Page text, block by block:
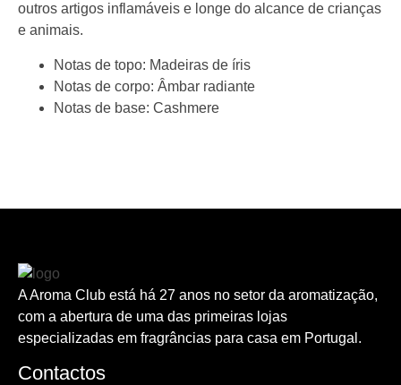
outros artigos inflamáveis e longe do alcance de crianças
e animais.
Notas de topo: Madeiras de íris
Notas de corpo: Âmbar radiante
Notas de base: Cashmere
A Aroma Club está há 27 anos no setor da aromatização,
com a abertura de uma das primeiras lojas
especializadas em fragrâncias para casa em Portugal.
Contactos